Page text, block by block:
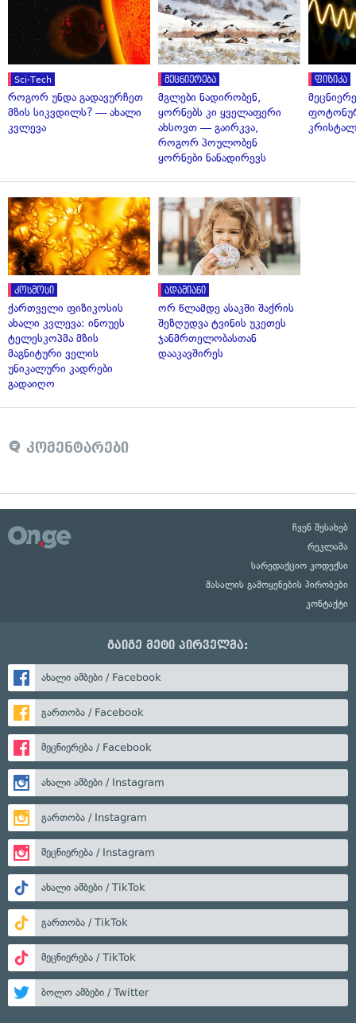
Sci-Tech
როგორ უნდა გადავურჩეთ
მზის სიკვდილს? — ახალი
კვლევა
მეცნიერება
მგლები ნადირობენ,
ყორნებს კი ყველაფერი
ახსოვთ — გაირკვა,
როგორ პოულობენ
ყორნები ნანადირევს
ფიზიკა
კოსმოსი
ქართველი ფიზიკოსის
ახალი კვლევა: ინოუეს
ტელესკოპმა მზის
მაგნიტური ველის
უნიკალური კადრები
გადაიღო
ადამიანი
ორ წლამდე ასაკში შაქრის
შეზღუდვა ტვინის უკეთეს
ჯანმრთელობასთან
დააკავშირეს
კომენტარები
ჩვენ შესახებ
რეკლამა
სარედაქციო კოდექსი
მასალის გამოყენების პირობები
კონტაქტი
გაიგე მეტი პირველმა:
ახალი ამბები / Facebook
გართობა / Facebook
მეცნიერება / Facebook
ახალი ამბები / Instagram
გართობა / Instagram
მეცნიერება / Instagram
ახალი ამბები / TikTok
გართობა / TikTok
მეცნიერება / TikTok
ბოლო ამბები / Twitter